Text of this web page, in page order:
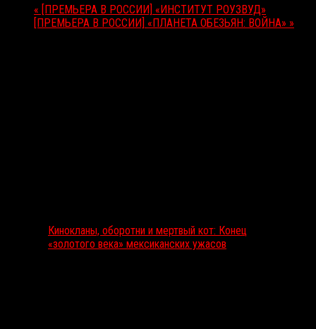
« [ПРЕМЬЕРА В РОССИИ] «ИНСТИТУТ РОУЗВУД»
[ПРЕМЬЕРА В РОССИИ] «ПЛАНЕТА ОБЕЗЬЯН: ВОЙНА» »
Кинокланы, оборотни и мертвый кот: Конец
«золотого века» мексиканских ужасов